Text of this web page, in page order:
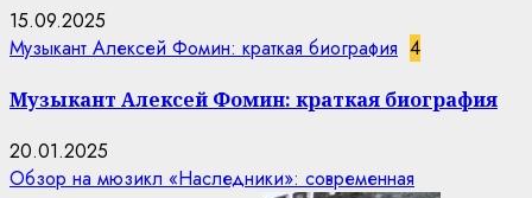
15.09.2025
Музыкант Алексей Фомин: краткая биография 4
Музыкант Алексей Фомин: краткая биография
20.01.2025
Обзор на мюзикл «Наследники»: современная